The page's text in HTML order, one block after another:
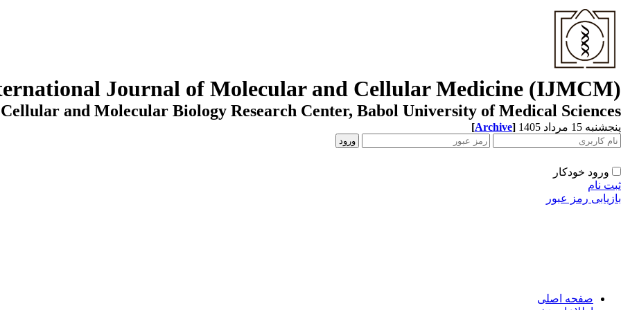
Journal of Molecular and Cellular Medicine (IJMCM)
Cellular and Molecular Biology Research Center, Babol University of Medical Sciences
پنجشنبه 15 مرداد 1405 [Archive]
ورود خودکار
ثبت نام
بازیابی رمز عبور
صفحه اصلی